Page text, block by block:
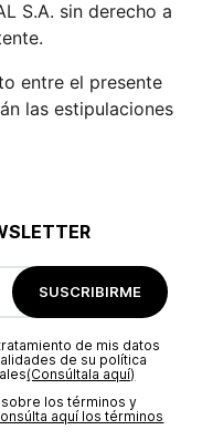
S.A. sin derecho a
entre el presente
las estipulaciones
SUSCRIBIRME
de mis datos
de su política
(Consúltala aquí)
los términos y
aquí los términos